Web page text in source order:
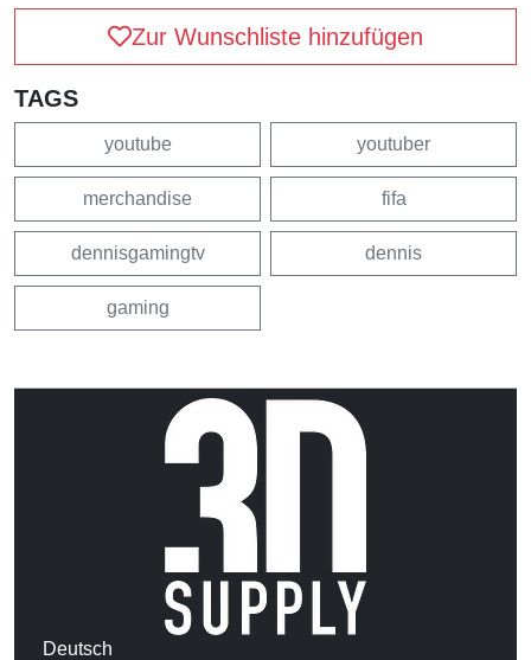
Zur Wunschliste hinzufügen
TAGS
youtube youtuber
merchandise fifa
dennisgamingtv dennis
gaming
Deutsch